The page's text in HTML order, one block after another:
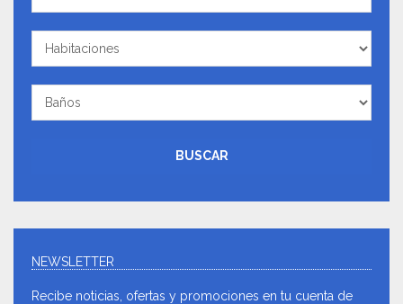
A
Habitaciones
Baños
BUSCAR
NEWSLETTER
Recibe noticias, ofertas y promociones en tu cuenta de